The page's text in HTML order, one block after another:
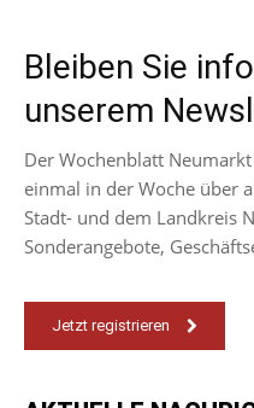
Bleiben Sie
unserem
Der Wochenblatt
einmal in der Woche über
Stadt- und dem Landkreis
Sonderangebote,
Jetzt registrieren